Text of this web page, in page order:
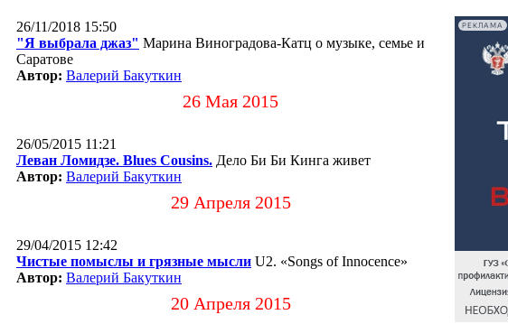
26/11/2018 15:50
"Я выбрала джаз" Марина Виноградова-Катц о музыке, семье и
Саратове
Автор: Валерий Бакуткин
26 Мая 2015
26/05/2015 11:21
Леван Ломидзе. Blues Cousins. Дело Би Би Кинга живет
Автор: Валерий Бакуткин
29 Апреля 2015
29/04/2015 12:42
Чистые помыслы и грязные мысли U2. «Songs of Innocence»
Автор: Валерий Бакуткин
20 Апреля 2015
РЕКЛАМА